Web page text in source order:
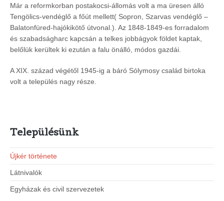
Már a reformkorban postakocsi-állomás volt a ma üresen álló
Tengölics-vendéglő a főút mellett( Sopron, Szarvas vendéglő –
Balatonfüred-hajókikötő útvonal.). Az 1848-1849-es forradalom
és szabadságharc kapcsán a telkes jobbágyok földet kaptak,
belőlük kerültek ki ezután a falu önálló, módos gazdái.
A XIX. század végétől 1945-ig a báró Sólymosy család birtoka
volt a település nagy része.
Településünk
Újkér története
Látnivalók
Egyházak és civil szervezetek